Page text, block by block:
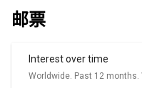
邮票